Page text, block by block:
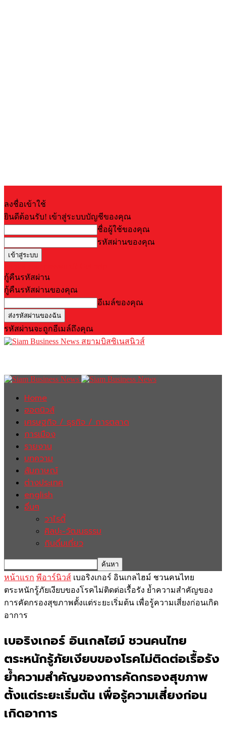
ลงชื่อเข้าใช้
ยินดีต้อนรับ! เข้าสู่ระบบบัญชีของคุณ
ชื่อผู้ใช้ของคุณ
รหัสผ่านของคุณ
กู้คืนรหัสผ่าน
กู้คืนรหัสผ่านของคุณ
อีเมล์ของคุณ
รหัสผ่านจะถูกอีเมล์ถึงคุณ
สยามบิสซิเนสนิวส์
Home
ฮอตนิวส์
เศรษฐกิจ / ธุรกิจ / การตลาด
การเมือง
รายงาน
บทความ
สัมภาษณ์
ต่างประเทศ
english
อื่นๆ
วาไรตี้
ศิลปะ-วัฒนธรรม
กินดื่มเที่ยว
หน้าแรก พีอาร์นิวส์ เบอริงเกอร์ อินเกลไฮม์ ชวนคนไทย
ตระหนักรู้ภัยเงียบของโรคไม่ติดต่อเรื้อรัง ย้ำความสำคัญของ
การคัดกรองสุขภาพตั้งแต่ระยะเริ่มต้น เพื่อรู้ความเสี่ยงก่อนเกิด
อาการ
เบอริงเกอร์ อินเกลไฮม์ ชวนคนไทย
ตระหนักรู้ภัยเงียบของโรคไม่ติดต่อเรื้อรัง
ย้ำความสำคัญของการคัดกรองสุขภาพ
ตั้งแต่ระยะเริ่มต้น เพื่อรู้ความเสี่ยงก่อน
เกิดอาการ